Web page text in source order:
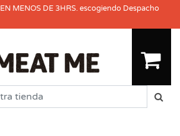
MENOS DE 3HRS. escogiendo Despacho